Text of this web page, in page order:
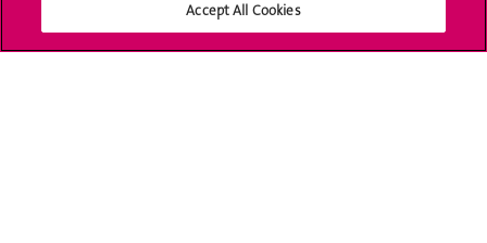
Médias sociaux UNIGE
Accept All Cookies